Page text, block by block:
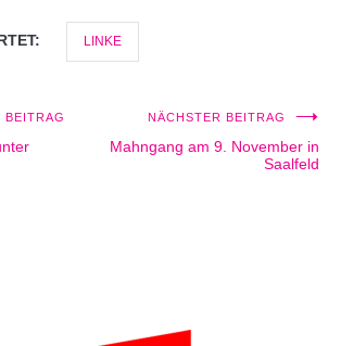
LINKE
BEITRAG NÄCHSTER BEITRAG
Mahngang am 9. November in
Saalfeld